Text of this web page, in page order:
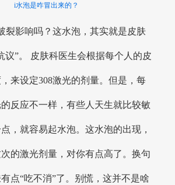
i水泡是咋冒出来的？
裂影响吗？这水泡，其实就是皮肤
议”。 皮肤科医生会根据每个人的皮
来设定308激光的剂量。但是，每
反应不一样，有些人天生就比较敏
，就容易起水泡。这水泡的出现，
的激光剂量，对你有点高了。换句
点“吃不消”了。别慌，这并不是啥